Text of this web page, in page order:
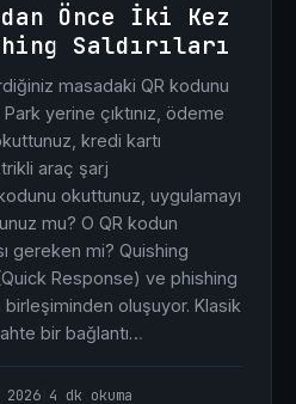
Önce İki Kez
Saldırıları
masadaki QR kodunu
yerine çıktınız, ödeme
kredi kartı
araç şarj
okuttunuz, uygulamayı
mu? O QR kodun
gereken mi? Quishing
Response) ve phishing
oluşuyor. Klasik
bir bağlantı…
4 dk okuma